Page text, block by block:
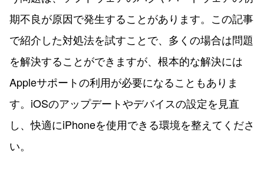
期不良が原因で発生することがあります。この記事
で紹介した対処法を試すことで、多くの場合は問題
を解決することができますが、根本的な解決には
Appleサポートの利用が必要になることもありま
す。iOSのアップデートやデバイスの設定を見直
し、快適にiPhoneを使用できる環境を整えてくださ
い。